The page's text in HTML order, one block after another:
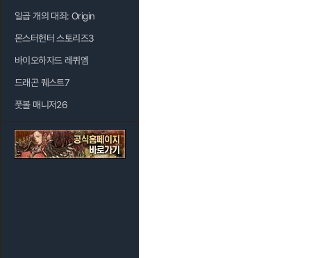
일곱 개의 대죄: Origin
몬스터헌터 스토리즈3
바이오하자드 레퀴엠
드래곤 퀘스트7
풋볼 매니저26